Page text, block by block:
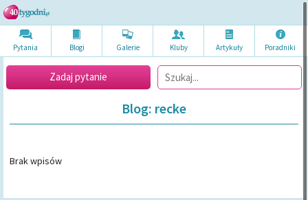
Pytania Blogi Galerie Kluby Artykuły Poradniki
Zadaj pytanie
Blog: recke
Brak wpisów